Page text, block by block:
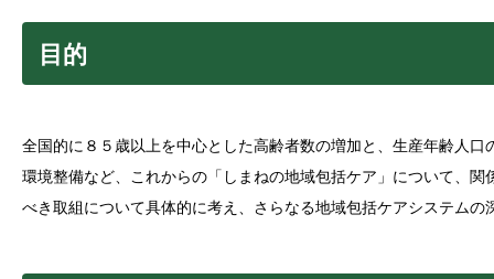
目的
全国的に８５歳以上を中心とした高齢者数の増加と、生産年齢人
環境整備など、これからの「しまねの地域包括ケア」について、
べき取組について具体的に考え、さらなる地域包括ケアシステムの